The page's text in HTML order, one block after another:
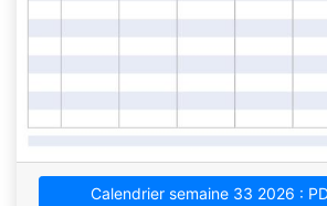
Calendrier semaine 33 2026 :